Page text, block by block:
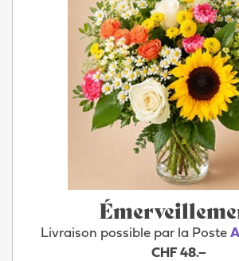
Livraison possible par la Poste
CHF 48.–